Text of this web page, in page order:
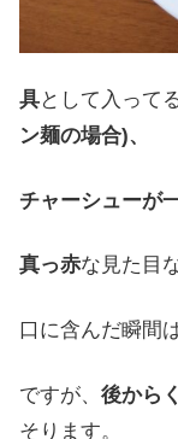
具として入って
ン麺の場合)、
チャーシューが
真っ赤な 見た目
口に含んだ瞬間
ですが、 後から
そります。